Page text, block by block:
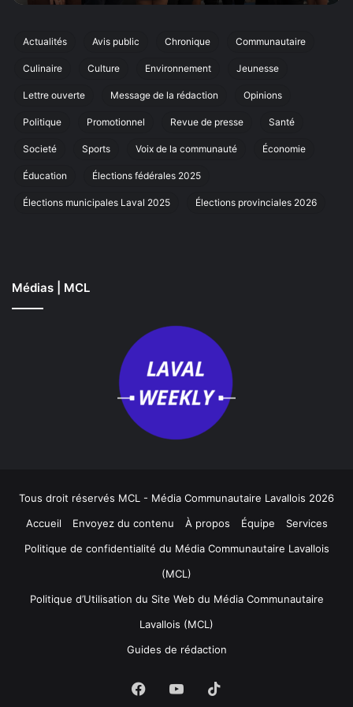
par
prix
de
Actualités Avis public Chronique Communautaire
Culinaire Culture Environnement Jeunesse
Lettre ouverte Message de la rédaction Opinions
Politique Promotionnel Revue de presse Santé
Societé Sports Voix de la communauté Économie
Éducation Élections fédérales 2025
Élections municipales Laval 2025 Élections provinciales 2026
Médias | MCL
Tous droit réservés MCL - Média Communautaire Lavallois 2026
Accueil
Envoyez du contenu À propos Équipe
Services
Politique de confidentialité du Média Communautaire Lavallois
(MCL)
Politique d’Utilisation du Site Web du Média Communautaire
Lavallois (MCL)
Guides de rédaction
Facebook
YouTube